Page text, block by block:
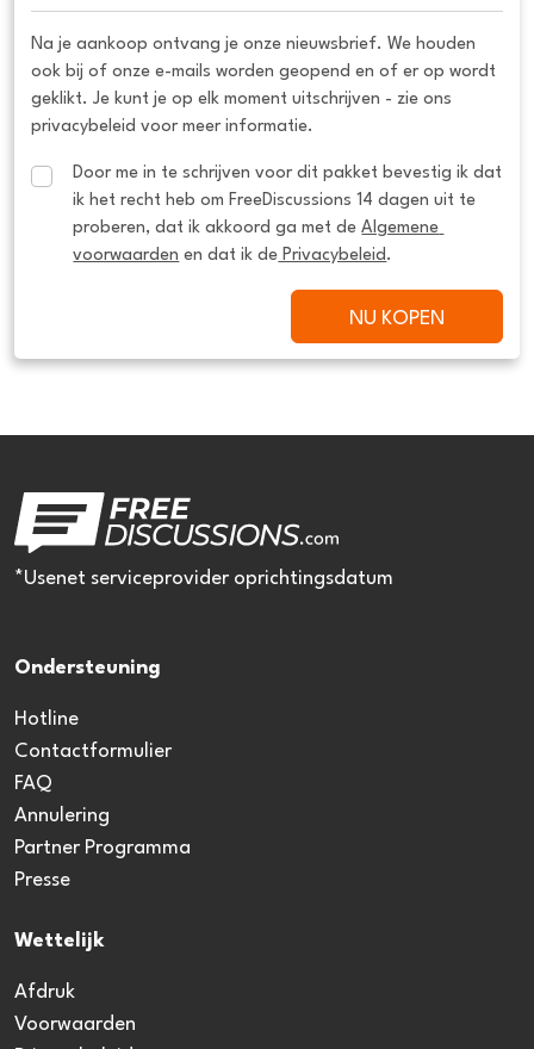
Na je aankoop ontvang je onze nieuwsbrief. We houden
ook bij of onze e-mails worden geopend en of er op wordt
geklikt. Je kunt je op elk moment uitschrijven - zie ons
privacybeleid voor meer informatie.
Door me in te schrijven voor dit pakket bevestig ik dat
ik het recht heb om FreeDiscussions 14 dagen uit te
proberen, dat ik akkoord ga met de Algemene
voorwaarden en dat ik de Privacybeleid .
NU KOPEN
*Usenet serviceprovider oprichtingsdatum
Ondersteuning
Hotline
Contactformulier
FAQ
Annulering
Partner Programma
Presse
Wettelijk
Afdruk
Voorwaarden